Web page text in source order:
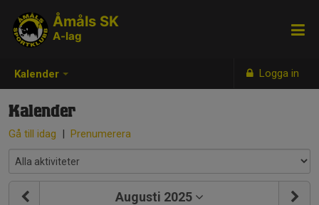
Kalender Logga in
Åmåls SK
A-lag
Kalender
Gå till idag | Prenumerera
Augusti 2025